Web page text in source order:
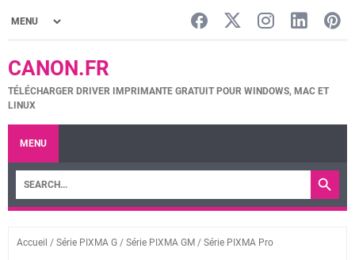
CANON.FR
TÉLÉCHARGER DRIVER IMPRIMANTE GRATUIT POUR WINDOWS, MAC ET
LINUX
MENU
Accueil / Série PIXMA G / Série PIXMA GM / Série PIXMA Pro